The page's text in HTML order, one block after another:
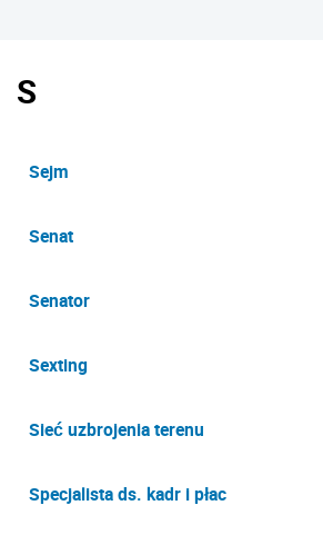
S
Sejm
Senat
Senator
Sexting
Sieć uzbrojenia terenu
Specjalista ds. kadr i płac